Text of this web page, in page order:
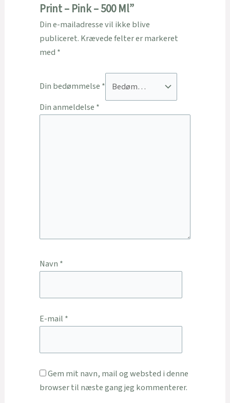
Print – Pink – 500 Ml”
Din e-mailadresse vil ikke blive
publiceret. Krævede felter er markeret
med *
Din bedømmelse *
Din anmeldelse *
Navn *
E-mail *
Gem mit navn, mail og websted i denne
browser til næste gang jeg kommenterer.